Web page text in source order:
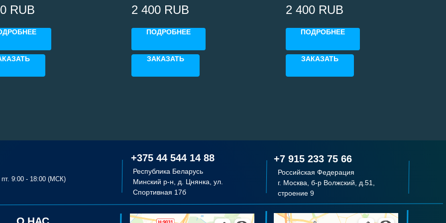
RUB
Epson i3200 (KEY/BLACK)
2 400 RUB
ПОДРОБНЕЕ
ЗАКАЗАТЬ
Epson i3200
2 400 RUB
ПОДРОБНЕЕ
ЗАКАЗАТЬ
Республика Беларусь
Минский р-н, д. Цнянка, ул.
Спортивная 17б
Российская Федерация
г. Москва, б-р Волжский, д.51,
строение 9
9:00 - 18:00 (МСК)
+375 44 544 14 88 +7 915 233 75 66
О НАС